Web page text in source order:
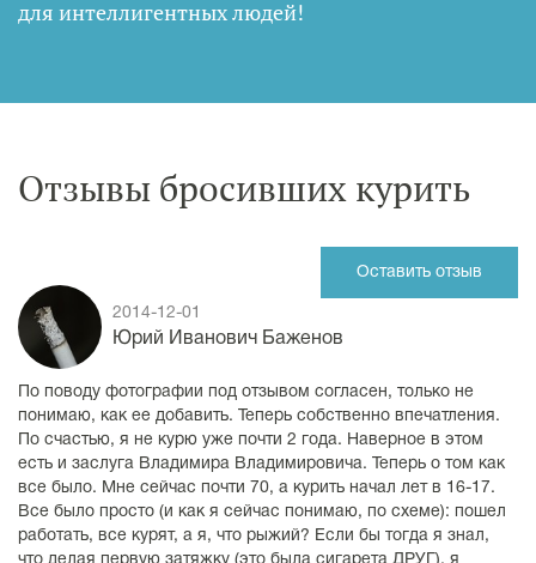
для интеллигентных людей!
Отзывы бросивших курить
Оставить отзыв
2014-12-01
Юрий Иванович Баженов
По поводу фотографии под отзывом согласен, только не
понимаю, как ее добавить. Теперь собственно впечатления.
По счастью, я не курю уже почти 2 года. Наверное в этом
есть и заслуга Владимира Владимировича. Теперь о том как
все было. Мне сейчас почти 70, а курить начал лет в 16-17.
Все было просто (и как я сейчас понимаю, по схеме): пошел
работать, все курят, а я, что рыжий? Если бы тогда я знал,